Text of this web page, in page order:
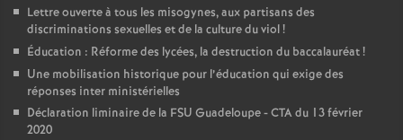
r
s
Lettre ouverte à tous les misogynes, aux partisans des
discriminations sexuelles et de la culture du viol!
Éducation : Réforme des lycées, la destruction du baccalauréat!
Une mobilisation historique pour l’éducation qui exige des
réponses inter ministérielles
Déclaration liminaire de la FSU Guadeloupe - CTA du 13 février
2020